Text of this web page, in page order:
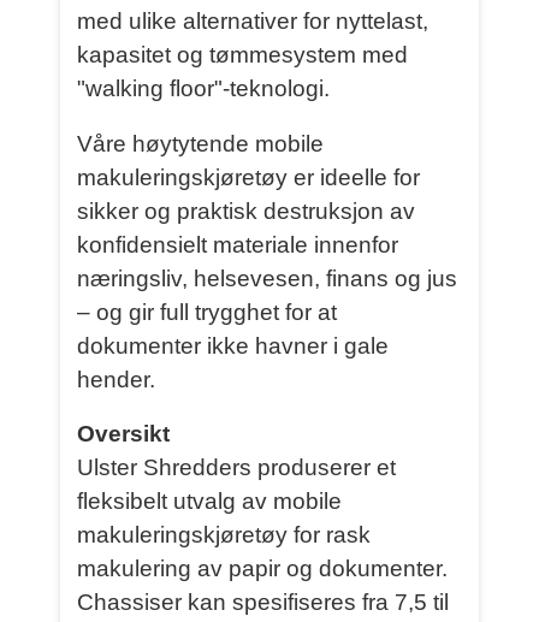
med ulike alternativer for nyttelast,
kapasitet og tømmesystem med
"walking floor"-teknologi.
Våre høytytende mobile
makuleringskjøretøy er ideelle for
sikker og praktisk destruksjon av
konfidensielt materiale innenfor
næringsliv, helsevesen, finans og jus
– og gir full trygghet for at
dokumenter ikke havner i gale
hender.
Oversikt
Ulster Shredders produserer et
fleksibelt utvalg av mobile
makuleringskjøretøy for rask
makulering av papir og dokumenter.
Chassiser kan spesifiseres fra 7,5 til